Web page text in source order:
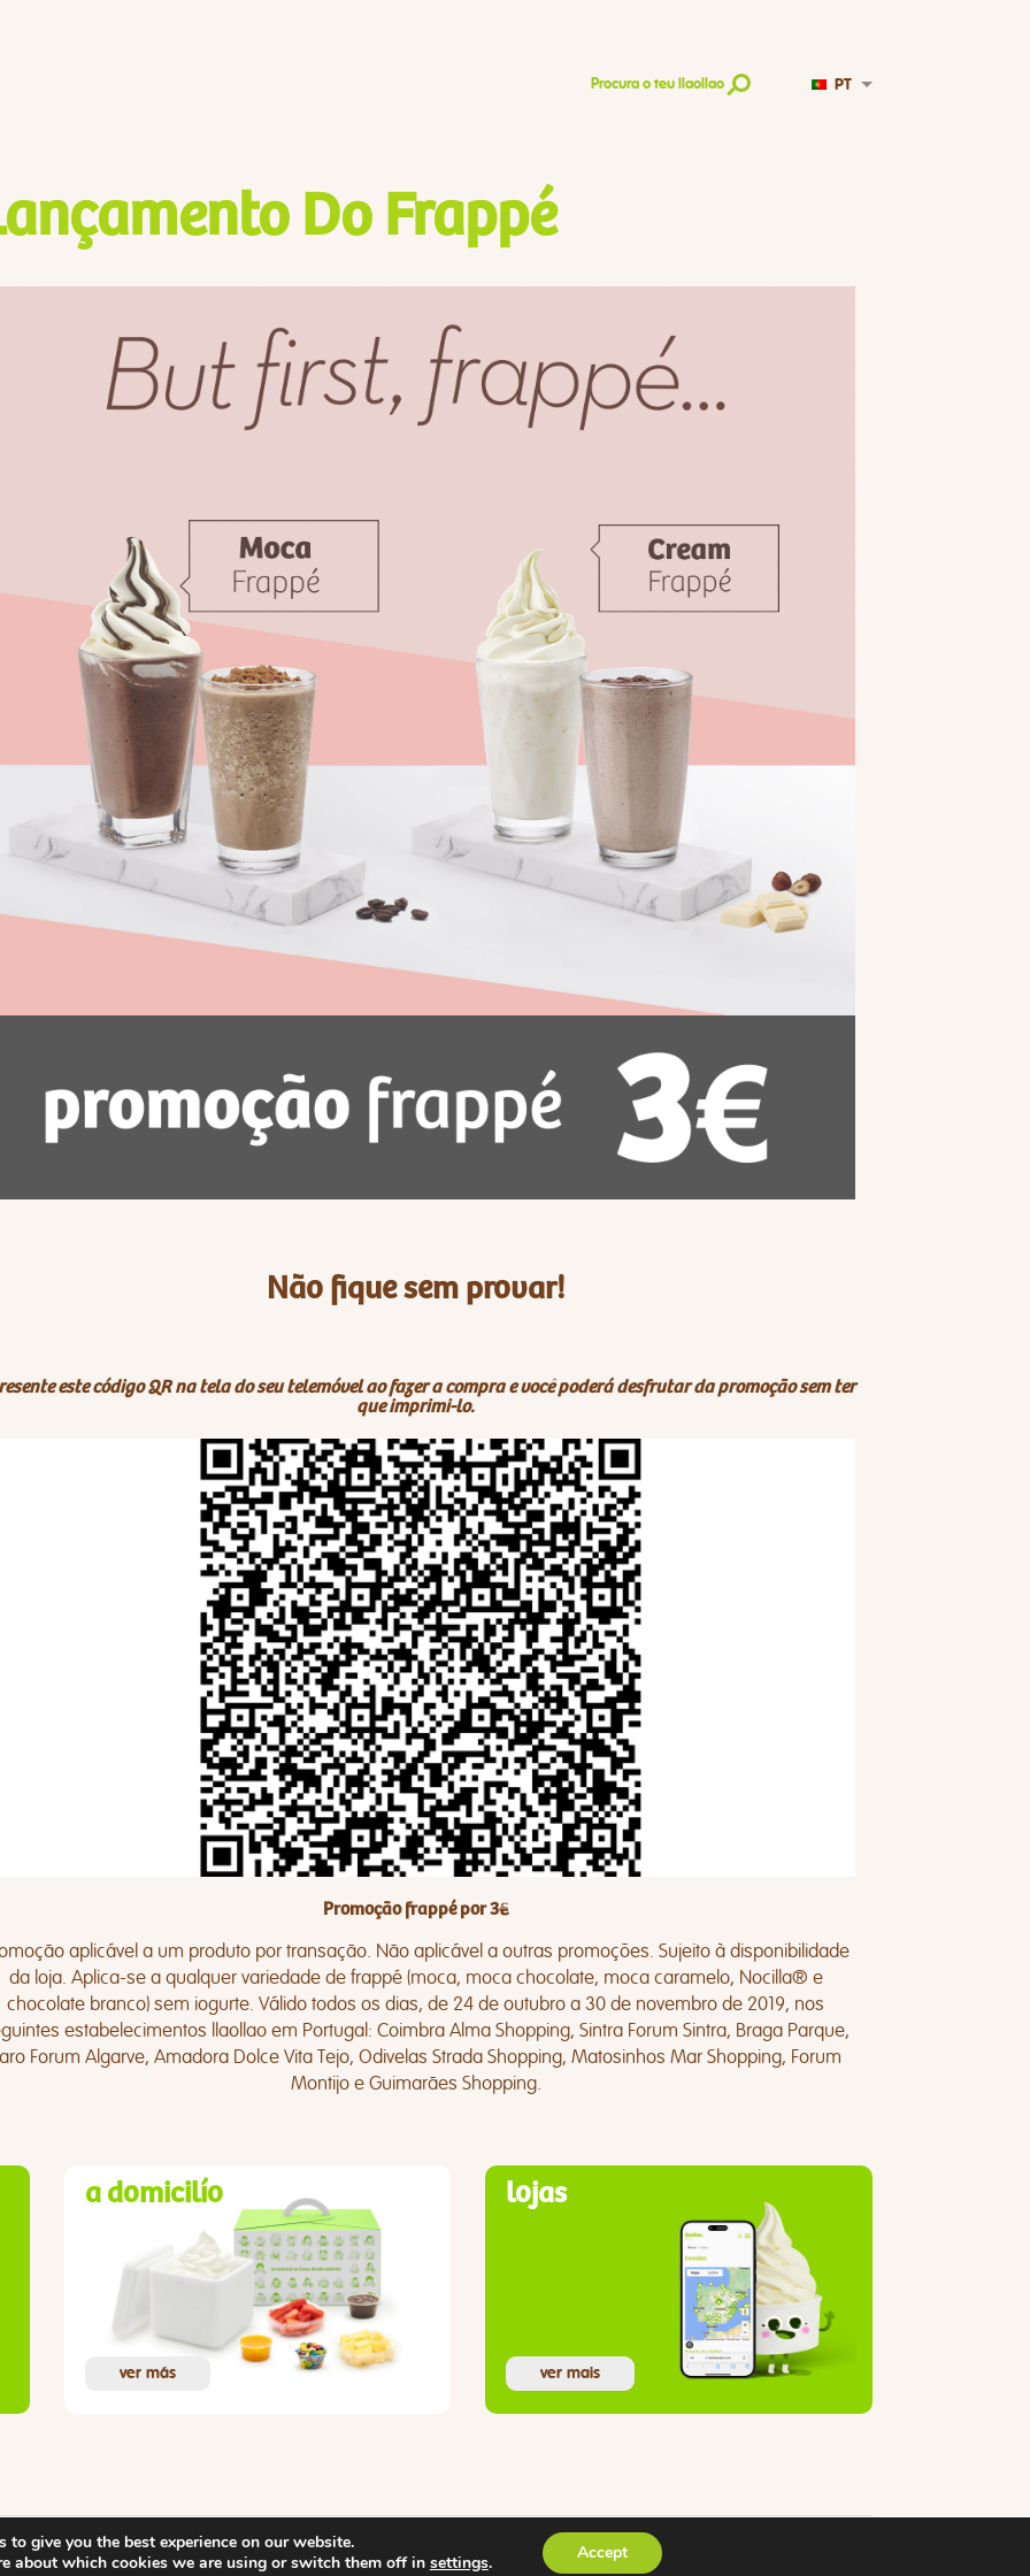
Procura o teu llaollao PT
Do Frappé
Não fique sem provar!
este código QR na tela do seu telemóvel ao fazer a compra e você poderá desfrutar da promoção sem ter
que imprimi-lo.
Promoção frappé por 3€
aplicável a um produto por transação. Não aplicável a outras promoções. Sujeito à disponibilidade
da loja. Aplica-se a qualquer variedade de frappé (moca, moca chocolate, moca caramelo, Nocilla® e
chocolate branco) sem iogurte. Válido todos os dias, de 24 de outubro a 30 de novembro de 2019, nos
estabelecimentos llaollao em Portugal: Coimbra Alma Shopping, Sintra Forum Sintra, Braga Parque,
Forum Algarve, Amadora Dolce Vita Tejo, Odivelas Strada Shopping, Matosinhos Mar Shopping, Forum
Montijo e Guimarães Shopping.
a domicilío
ver más
lojas
ver mais
nutrição lojas
to give you the best experience on our website.
about which cookies we are using or switch them off in settings. Accept